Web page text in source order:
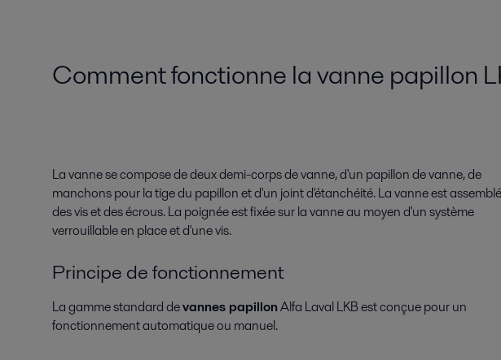
Comment fonctionne la vanne papillon
La vanne se compose de deux demi-corps de vanne, d'un papillon de vanne, de
manchons pour la tige du papillon et d'un joint d'étanchéité. La vanne est
des vis et des écrous. La poignée est fixée sur la vanne au moyen d'un système
verrouillable en place et d'une vis.
Principe de fonctionnement
La gamme standard devannes papillonAlfa Laval LKB est conçue pour un
fonctionnement automatique ou manuel.